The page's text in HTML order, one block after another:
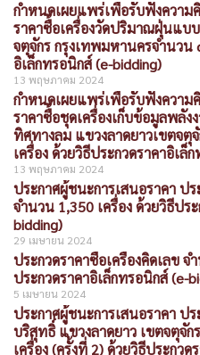
กำหนดเผยแพร่เพื่อรับฟังความ
ราคาซื้อเครื่องวัดปริมาณฝุ่นแบ
จตุจักร กรุงเทพมหานครจำนวน
อิเล็กทรอนิกส์ (e-bidding)
13 พฤษภาคม 2024
กำหนดเผยแพร่เพื่อรับฟังความ
ราคาซื้อชุดเครื่องเก็บข้อมูลพลั
ทิศทางลม แขวงลาดยาวเขตจตุ
เครื่อง ด้วยวิธีประกวดราคาอิเล็
13 พฤษภาคม 2024
ประกาศผู้ชนะการเสนอราคา ปร
จำนวน 1,350 เครื่อง ด้วยวิธีปร
bidding)
29 เมษายน 2024
ประกวดราคาซื้อเครื่องคิดเลข จ
ประกวดราคาอิเล็กทรอนิกส์ (e-
5 เมษายน 2024
ประกาศผู้ชนะการเสนอราคา ป
บริสุทธิ์ แขวงลาดยาว เขตจตุจั
เครื่อง (ครั้งที่ 2) ด้วยวิธีประกว